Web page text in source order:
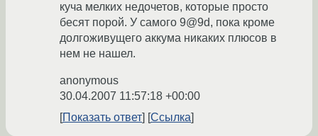
куча мелких недочетов, которые просто
бесят порой. У самого 9@9d, пока кроме
долгоживущего аккума никаких плюсов в
нем не нашел.
anonymous
30.04.2007 11:57:18 +00:00
Показать ответ
Ссылка